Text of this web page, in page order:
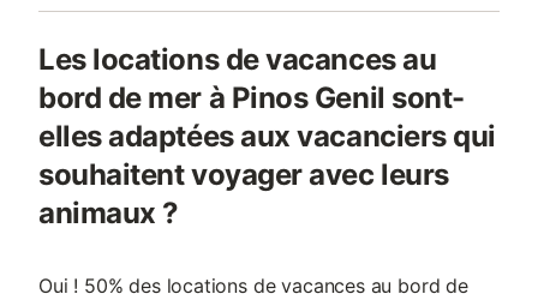
Les locations de vacances au
bord de mer à Pinos Genil sont-
elles adaptées aux vacanciers qui
souhaitent voyager avec leurs
animaux ?
Oui ! 50% des locations de vacances au bord de